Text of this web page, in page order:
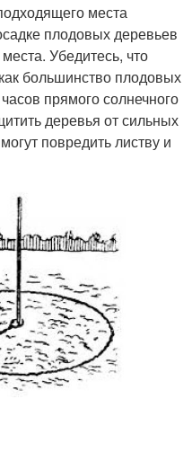
места
плодовых деревьев
Убедитесь, что
большинство плодовых
прямого солнечного
деревья от сильных
повредить листву и